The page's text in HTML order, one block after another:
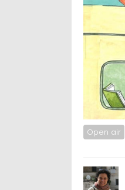
Open air